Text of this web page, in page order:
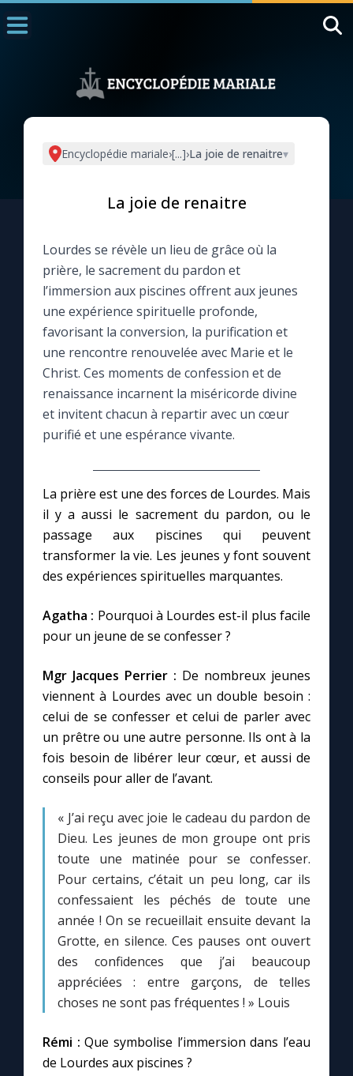
L'actualité de la semaine
La chaîne Youtube
La newsletter
La vidéo de la semaine
Le compte Tiktok
Le magazine
Questions-réponses
Prier au quotidien
Avec Thérèse de Lisieux
Marie qui défait les nœuds
Mes intentions de prière
Une Minute avec Marie
Une neuvaine
À la une
Chapelet pour le monde
Encyclopédie mariale›[...]›La joie de renaitre▾
La joie de renaitre
Lourdes se révèle un lieu de grâce où la
prière, le sacrement du pardon et
l’immersion aux piscines offrent aux jeunes
une expérience spirituelle profonde,
favorisant la conversion, la purification et
une rencontre renouvelée avec Marie et le
Christ. Ces moments de confession et de
renaissance incarnent la miséricorde divine
et invitent chacun à repartir avec un cœur
purifié et une espérance vivante.
La prière est une des forces de Lourdes. Mais
il y a aussi le sacrement du pardon, ou le
passage aux piscines qui peuvent
transformer la vie. Les jeunes y font souvent
des expériences spirituelles marquantes.
Agatha : Pourquoi à Lourdes est-il plus facile
pour un jeune de se confesser ?
Mgr Jacques Perrier : De nombreux jeunes
viennent à Lourdes avec un double besoin :
celui de se confesser et celui de parler avec
un prêtre ou une autre personne. Ils ont à la
fois besoin de libérer leur cœur, et aussi de
conseils pour aller de l’avant.
« J’ai reçu avec joie le cadeau du pardon de
Dieu. Les jeunes de mon groupe ont pris
toute une matinée pour se confesser.
Pour certains, c’était un peu long, car ils
confessaient les péchés de toute une
année ! On se recueillait ensuite devant la
Grotte, en silence. Ces pauses ont ouvert
des confidences que j’ai beaucoup
appréciées : entre garçons, de telles
choses ne sont pas fréquentes ! » Louis
Rémi : Que symbolise l’immersion dans l’eau
de Lourdes aux piscines ?